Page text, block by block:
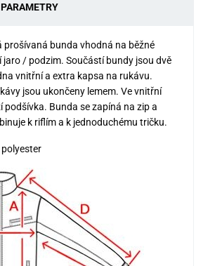
PARAMETRY
prošívaná bunda vhodná na běžné
jaro / podzim. Součástí bundy jsou dvě
vnitřní a extra kapsa na rukávu.
jsou ukončeny lemem. Ve vnitřní
podšívka. Bunda se zapíná na zip a
k riflím a k jednoduchému tričku.
polyester